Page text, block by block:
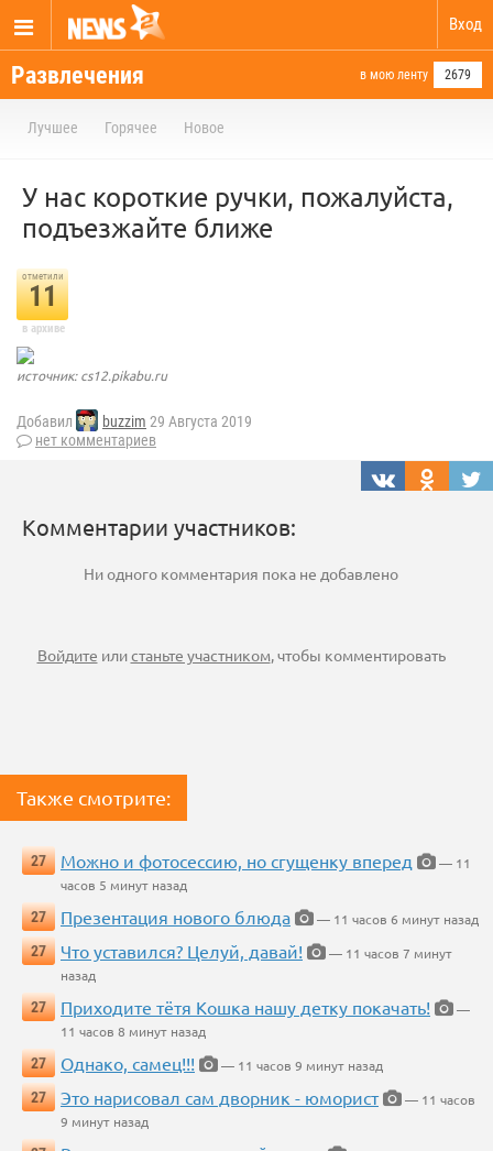
Вход
Развлечения в мою ленту 2679
Лучшее Горячее Новое
У нас короткие ручки, пожалуйста,
подъезжайте ближе
отметили
11
в архиве
источник: cs12.pikabu.ru
Добавил buzzim 29 Августа 2019
нет комментариев
Комментарии участников:
Ни одного комментария пока не добавлено
Войдите илистаньте участником, чтобы комментировать
Также смотрите:
27 Можно и фотосессию, но сгущенку вперед
— 11
часов 5 минут назад
27
Презентация нового блюда
— 11 часов 6 минут назад
27
Что уставился? Целуй, давай!
— 11 часов 7 минут
назад
27
Приходите тётя Кошка нашу детку покачать!
—
11 часов 8 минут назад
27
Однако, самец!!!
— 11 часов 9 минут назад
27
Это нарисовал сам дворник - юморист
— 11 часов
9 минут назад